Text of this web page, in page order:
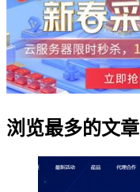
浏览最多的文章